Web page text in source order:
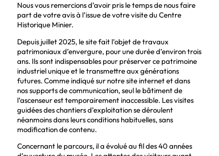
Nous vous remercions d’avoir pris le temps de nous faire
part de votre avis à l’issue de votre visite du Centre
Historique Minier.
Depuis juillet 2025, le site fait l’objet de travaux
patrimoniaux d’envergure, pour une durée d’environ trois
ans. Ils sont indispensables pour préserver ce patrimoine
industriel unique et le transmettre aux générations
futures. Comme indiqué sur notre site internet et dans
nos supports de communication, seul le bâtiment de
l’ascenseur est temporairement inaccessible. Les visites
guidées des chantiers d’exploitation se déroulent
néanmoins dans leurs conditions habituelles, sans
modification de contenu.
Concernant le parcours, il a évolué au fil des 40 années